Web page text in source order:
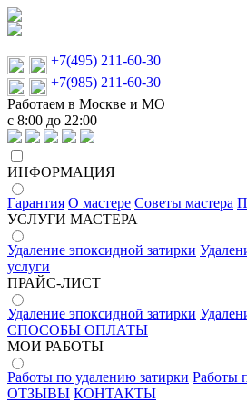
+7(495) 211-60-30
+7(985) 211-60-30
Работаем в Москве и МО
с 8:00 до 22:00
ИНФОРМАЦИЯ
Гарантия О мастере Советы мастера
УСЛУГИ МАСТЕРА
Удаление эпоксидной затирки
услуги
ПРАЙС-ЛИСТ
Удаление эпоксидной затирки
СПОСОБЫ ОПЛАТЫ
МОИ РАБОТЫ
Работы по удалению затирки Работы
ОТЗЫВЫ КОНТАКТЫ